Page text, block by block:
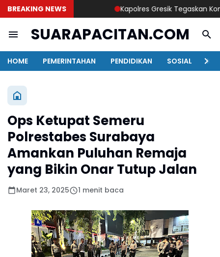
BREAKING NEWS Kapolres Gresik Tegaskan
SUARAPACITAN.COM
HOME PEMERINTAHAN PENDIDIKAN SOSIAL
Ops Ketupat Semeru
Polrestabes Surabaya
Amankan Puluhan Remaja
yang Bikin Onar Tutup Jalan
Maret 23, 2025 1 menit baca